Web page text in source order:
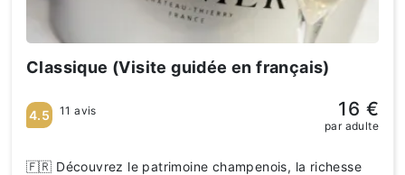
Classique (Visite guidée en français)
🇫🇷 Découvrez le patrimoine champenois, la richesse
4.5 11 avis 16 €
par adulte